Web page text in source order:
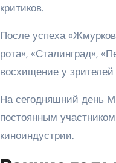
критиков.
После успеха
рота», «Сталинград»,
восхищение у зрителей
На сегодняшний день
постоянным
киноиндустрии.